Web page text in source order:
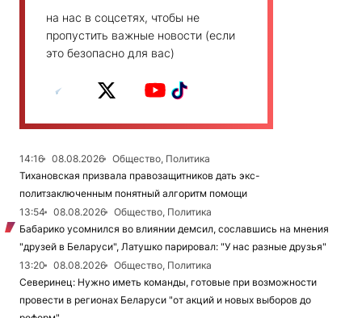
на нас в соцсетях, чтобы не
пропустить важные новости (если
это безопасно для вас)
14:16 08.08.2026
Общество, Политика
Тихановская призвала правозащитников дать экс-
политзаключенным понятный алгоритм помощи
13:54
08.08.2026
Общество, Политика
Бабарико усомнился во влиянии демсил, сославшись на мнения
"друзей в Беларуси", Латушко парировал: "У нас разные друзья"
13:20
08.08.2026
Общество, Политика
Северинец: Нужно иметь команды, готовые при возможности
провести в регионах Беларуси "от акций и новых выборов до